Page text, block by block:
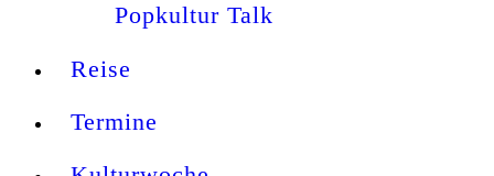
Popkultur Talk
Reise
Termine